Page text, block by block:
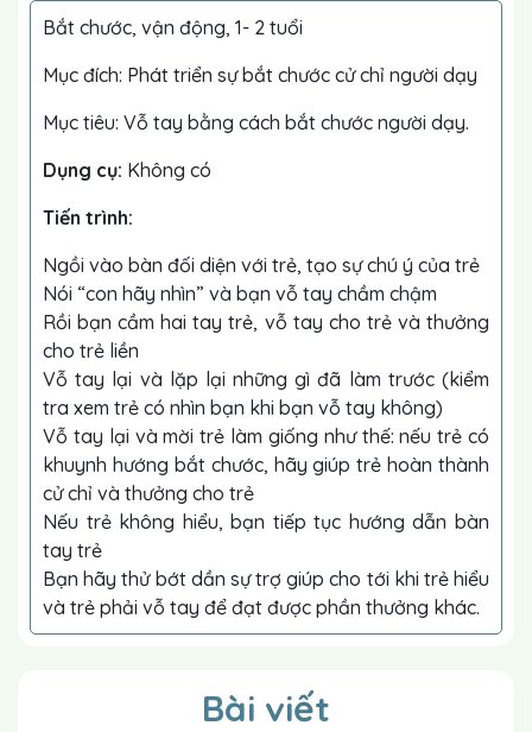
Bắt chước, vận động, 1- 2 tuổi
Mục đích: Phát triển sự bắt chước cử chỉ người dạy
Mục tiêu: Vỗ tay bằng cách bắt chước người dạy.
Dụng cụ: Không có
Tiến trình:
Ngồi vào bàn đối diện với trẻ, tạo sự chú ý của trẻ
Nói “con hãy nhìn” và bạn vỗ tay chầm chậm
Rồi bạn cầm hai tay trẻ, vỗ tay cho trẻ và thưởng
cho trẻ liền
Vỗ tay lại và lặp lại những gì đã làm trước (kiểm
tra xem trẻ có nhìn bạn khi bạn vỗ tay không)
Vỗ tay lại và mời trẻ làm giống như thế: nếu trẻ có
khuynh hướng bắt chước, hãy giúp trẻ hoàn thành
cử chỉ và thưởng cho trẻ
Nếu trẻ không hiểu, bạn tiếp tục hướng dẫn bàn
tay trẻ
Bạn hãy thử bớt dần sự trợ giúp cho tới khi trẻ hiểu
và trẻ phải vỗ tay để đạt được phần thưởng khác.
Bài viết